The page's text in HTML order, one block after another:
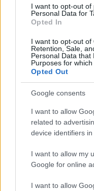
I want to opt-out of
Personal Data for
Opted In
I want to opt-out of
Retention, Sale,
Personal Data that
Purposes for which
Opted Out
Google consents
I want to allow
related to
device identifiers in
I want to allow my
Google for online
I want to allow
Τρεις νεκροί,
παιδί, από
745 εκατ.